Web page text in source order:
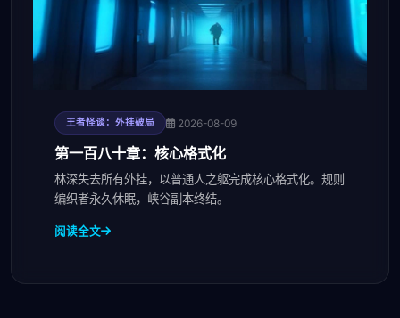
王者怪谈：外挂破局 2026-08-09
第一百八十章：核心格式化
林深失去所有外挂，以普通人之躯完成核心格式化。规则
编织者永久休眠，峡谷副本终结。
阅读全文